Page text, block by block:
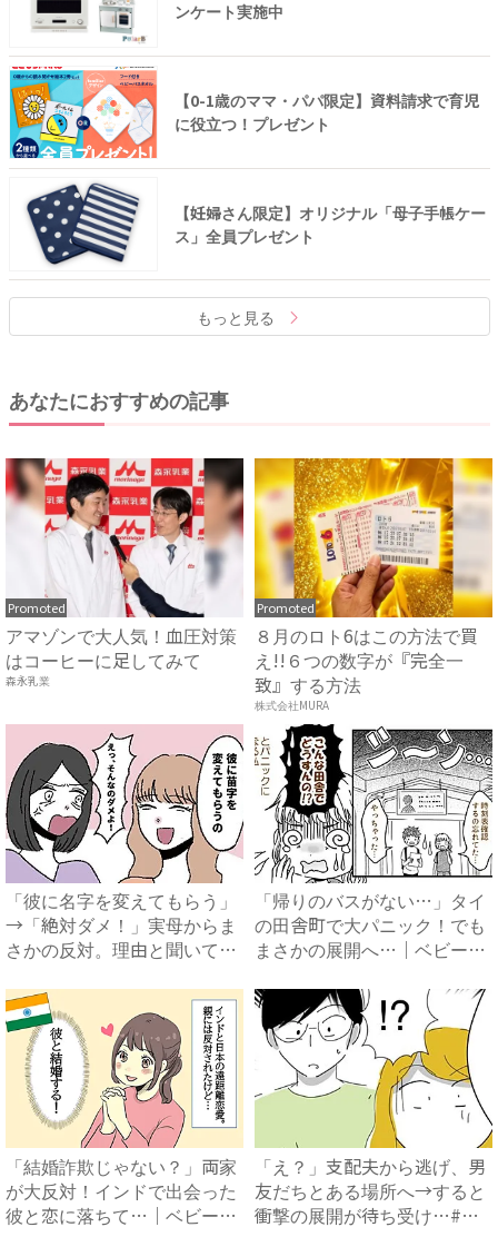
ンケート実施中
【0-1歳のママ・パパ限定】資料請求で育児
に役立つ！プレゼント
【妊婦さん限定】オリジナル「母子手帳ケー
ス」全員プレゼント
もっと見る
あなたにおすすめの記事
Promoted
アマゾンで大人気！血圧対策
はコーヒーに足してみて
森永乳業
Promoted
８月のロト6はこの方法で買
え!!６つの数字が『完全一
致』する方法
株式会社MURA
「彼に名字を変えてもらう」
→「絶対ダメ！」実母からま
さかの反対。理由と聞いてみ
「帰りのバスがない…」タイ
の田舎町で大パニック！でも
まさかの展開へ…｜ベビーカ
「結婚詐欺じゃない？」両家
が大反対！インドで出会った
彼と恋に落ちて…｜ベビーカ
「え？」支配夫から逃げ、男
友だちとある場所へ→すると
衝撃の展開が待ち受け…#ハ